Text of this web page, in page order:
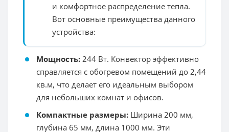
и комфортное распределение тепла.
Вот основные преимущества данного
устройства:
Мощность: 244 Вт. Конвектор эффективно
справляется с обогревом помещений до 2,44
кв.м, что делает его идеальным выбором
для небольших комнат и офисов.
Компактные размеры: Ширина 200 мм,
глубина 65 мм, длина 1000 мм. Эти